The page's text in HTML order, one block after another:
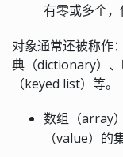
有零或多个
对象通常还被称作
典（dictionary）
（keyed list）等。
数组（array
（value）的